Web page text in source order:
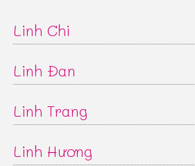
Linh Chi
Linh Đan
Linh Trang
Linh Hương